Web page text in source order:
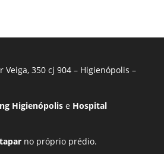
Veiga, 350 cj 904 – Higienópolis –
Higienópolise Hospital
no próprio prédio.